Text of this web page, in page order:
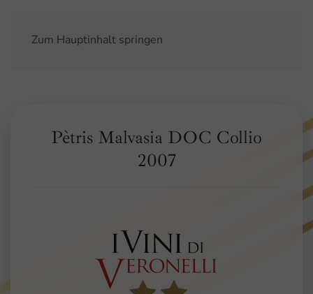
Zum Hauptinhalt springen
Pètris Malvasia DOC Collio
2007